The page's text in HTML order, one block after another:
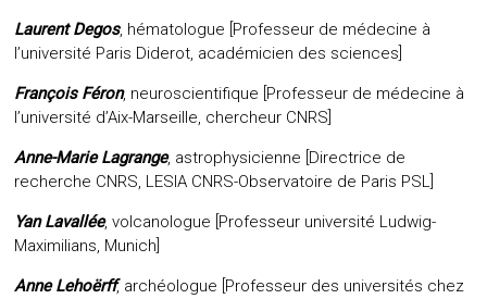
Laurent Degos, hématologue [Professeur de médecine à
l’université Paris Diderot, académicien des sciences]
François Féron, neuroscientifique [Professeur de médecine à
l’université d’Aix-Marseille, chercheur CNRS]
Anne-Marie Lagrange, astrophysicienne [Directrice de
recherche CNRS, LESIA CNRS-Observatoire de Paris PSL]
Yan Lavallée, volcanologue [Professeur université Ludwig-
Maximilians, Munich]
Anne Lehoërff, archéologue [Professeur des universités chez